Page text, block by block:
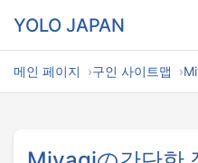
YOLO JAPAN
메인 페이지 구인 사이트맵